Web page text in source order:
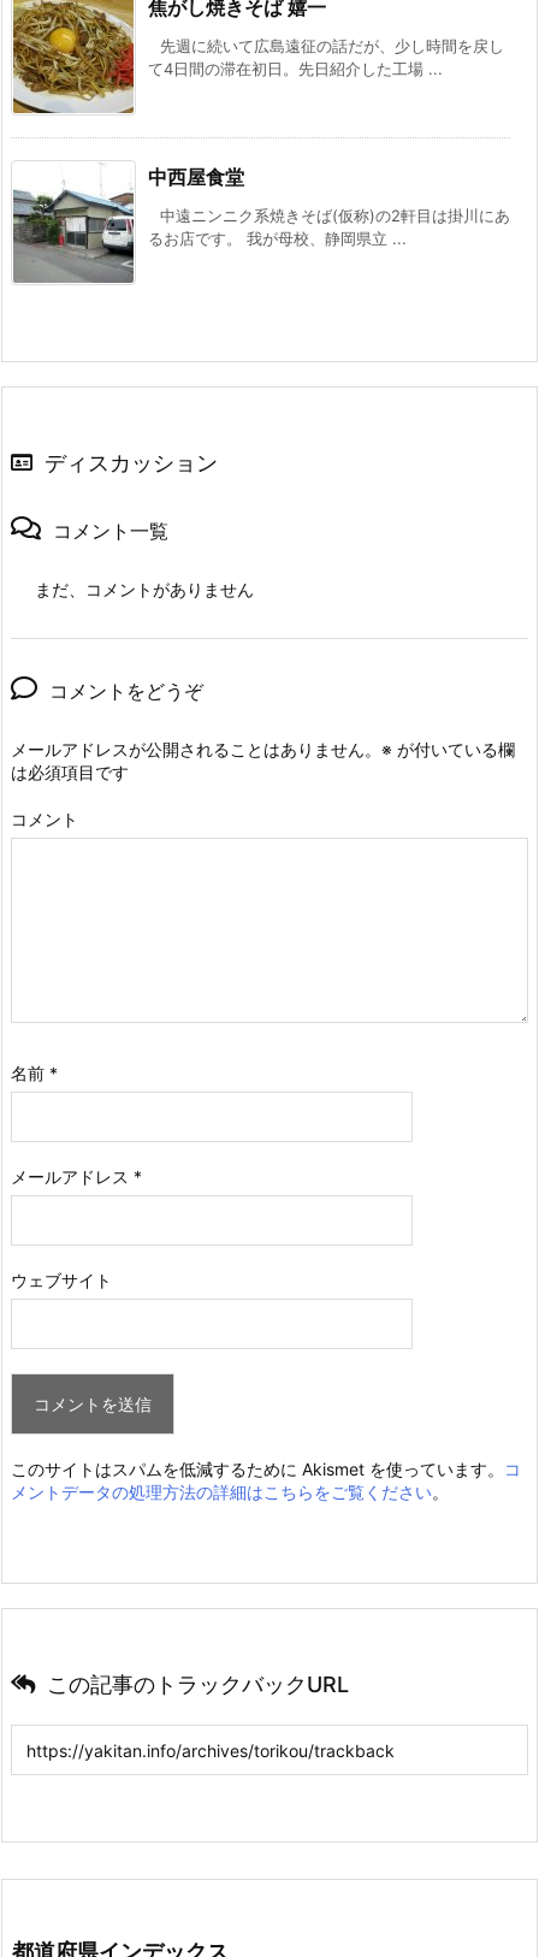
焦がし焼きそば 嬉一
先週に続いて広島遠征の話だが、少し時間を戻し
て4日間の滞在初日。先日紹介した工場 ...
中西屋食堂
中遠ニンニク系焼きそば(仮称)の2軒目は掛川にあ
るお店です。 我が母校、静岡県立 ...
ディスカッション
コメント一覧
まだ、コメントがありません
コメントをどうぞ
メールアドレスが公開されることはありません。 ※ が付いている欄
は必須項目です
コメント
名前 *
メールアドレス *
ウェブサイト
このサイトはスパムを低減するために Akismet を使っています。
コ
メントデータの処理方法の詳細はこちらをご覧ください。
この記事のトラックバックURL
都道府県インデックス